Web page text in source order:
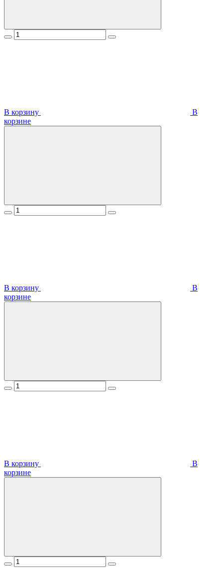
В корзину
В
корзинe
В корзину
В
корзинe
В корзину
В
корзинe